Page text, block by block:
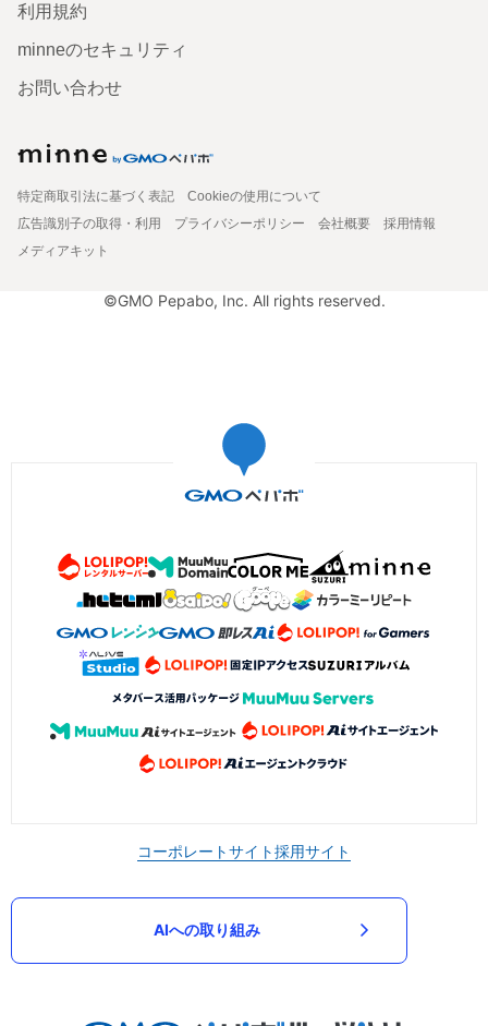
利用規約
minneのセキュリティ
お問い合わせ
特定商取引法に基づく表記
Cookieの使用について
広告識別子の取得・利用
プライバシーポリシー 会社概要
採用情報
メディアキット
©GMO Pepabo, Inc. All rights reserved.
コーポレートサイト採用サイト
AIへの取り組み